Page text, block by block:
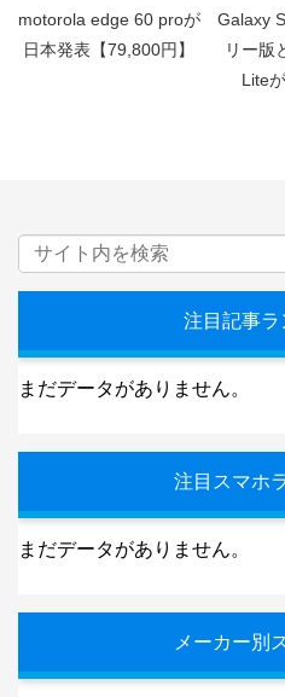
motorola edge 60 proが
日本発表【79,800円】
Galaxy
リー版
Lite
注目記事ラ
まだデータがありません。
注目スマホ
まだデータがありません。
メーカー別